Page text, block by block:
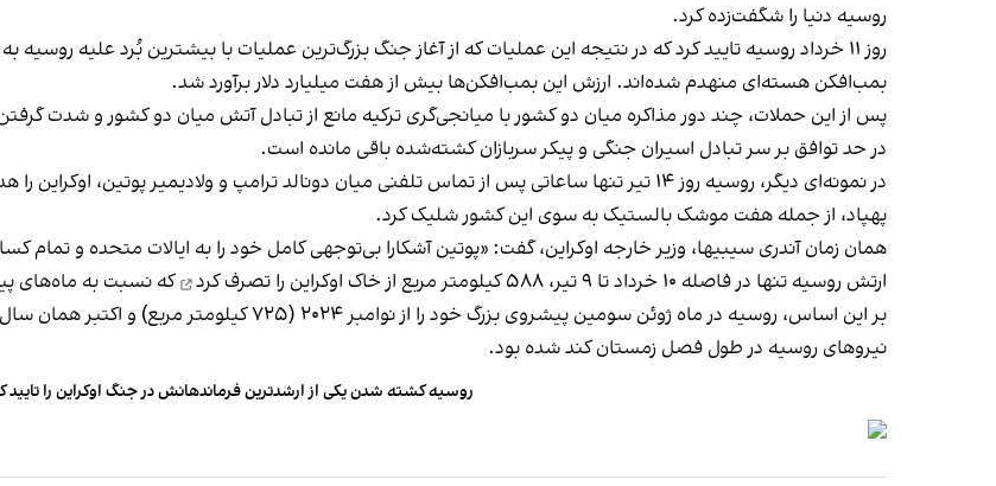
روسیه دنیا را شگفت‌زده کرد.
بمب‌افکن هسته‌ای منهدم شده‌اند. ارزش این بمب‌افکن‌ها بیش از هفت میلیارد دلار برآورد شد.
پس از این حملات، چند دور مذاکره میان دو کشور با میانجی‌گری ترکیه مانع از تبادل آتش میان دو کشور و شدت
در حد توافق بر سر تبادل اسیران جنگی و پیکر سربازان کشته‌شده باقی مانده است.
در نمونه‌ای دیگر، روسیه روز ۱۴ تیر تنها ساعاتی پس از تماس تلفنی میان دونالد ترامپ و ولادیمیر پوتین، اوکراین را هدف یکی از
پهپاد، از جمله هفت موشک بالستیک به سوی این کشور شلیک کرد.
همان زمان آندری سیبیها، وزیر خارجه اوکراین، گفت: «پوتین آشکارا بی‌توجهی کامل خود را به ایالات متحده و
ارتش روسیه تنها در فاصله ۱۰ خرداد تا ۹ تیر، ۵۸۸ کیلومتر مربع از خاک اوکراین را
تصرف کرد
که نسبت به ماه‌های
نیروهای روسیه در طول فصل زمستان کند شده بود.
روسیه کشته شدن یکی از ارشدترین فرماندهانش در جنگ اوکراین را تایید